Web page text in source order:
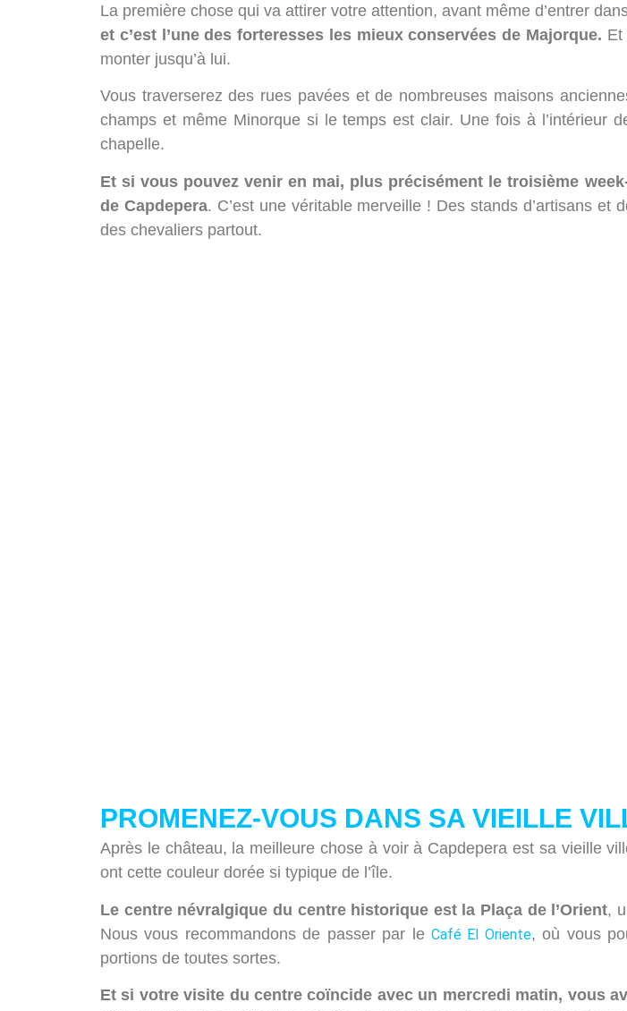
La première chose qui va attirer votre attention, avant même d’entrer
et c’est l’une des forteresses les mieux conservées de Majorque. Et
monter jusqu’à lui.
Vous traverserez des rues pavées et de nombreuses maisons
champs et même Minorque si le temps est clair. Une fois à l’intérieur
chapelle.
Et si vous pouvez venir en mai, plus précisément le troisième
de Capdepera. C’est une véritable merveille ! Des stands d’artisans
des chevaliers partout.
PROMENEZ-VOUS DANS SA VIEILLE
Après le château, la meilleure chose à voir à Capdepera est sa vieille
ont cette couleur dorée si typique de l’île.
Le centre névralgique du centre historique est la Plaça de l’Orient,
Nous vous recommandons de passer par leCafé El Oriente, où vous
portions de toutes sortes.
Et si votre visite du centre coïncide avec un mercredi matin, vous